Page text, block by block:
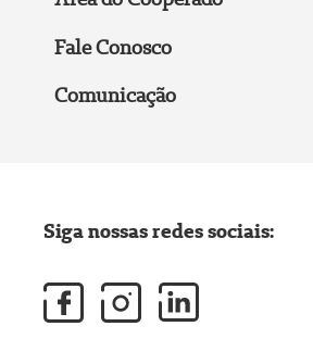
Fale Conosco
Comunicação
Siga nossas redes sociais: